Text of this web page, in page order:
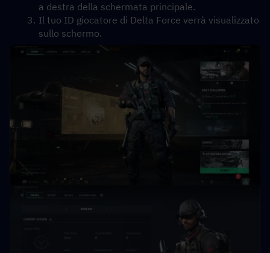
a destra della schermata principale.
Il tuo ID giocatore di Delta Force verrà visualizzato
sullo schermo.